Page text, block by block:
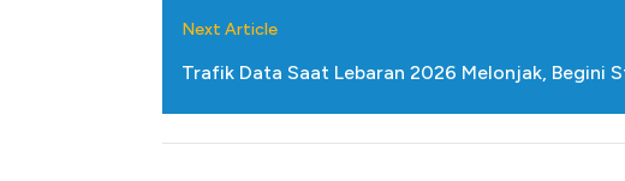
Next Article
Trafik Data Saat Lebaran 2026 Melonjak, Begini